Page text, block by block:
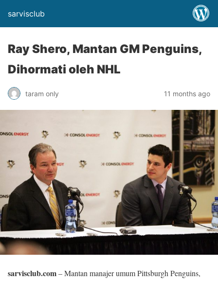
sarvisclub
Ray Shero, Mantan GM Penguins,
Dihormati oleh NHL
taram only 11 months ago
sarvisclub.com– Mantan manajer umum Pittsburgh Penguins,